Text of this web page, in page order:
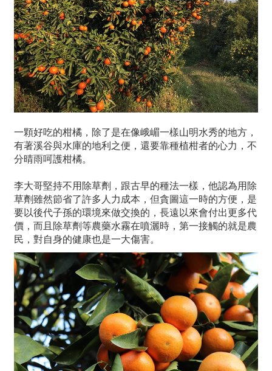
一顆好吃的柑橘，除了是在像峨嵋一樣山明水秀的地方，
有著溪谷與水庫的地利之便，還要靠種植柑者的心力，不
分晴雨呵護柑橘。
李大哥堅持不用除草劑，跟古早的種法一樣，他認為用除
草劑雖然節省了許多人力成本，但貪圖這一時的方便，是
要以後代子孫的環境來做交換的，長遠以來會付出更多代
價，而且除草劑等農藥水霧在噴灑時，第一接觸的就是農
民，對自身的健康也是一大傷害。